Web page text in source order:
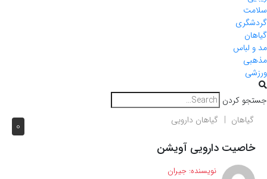
سلامت
گردشگری
گیاهان
مد و لباس
مذهبی
ورزشی
جستجو کردن
0 گیاهان گیاهان دارویی
خاصیت دارویی آویشن
نویسنده: جیران